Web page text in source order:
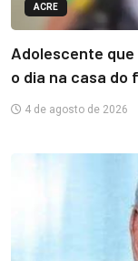
ACRE
Adolescente
o dia na casa do
4 de agosto de 2026